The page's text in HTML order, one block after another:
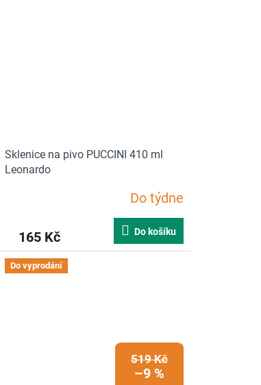
Sklenice na pivo PUCCINI 410 ml
Leonardo
Do týdne
165 Kč Do košíku
Do vyprodání
519 Kč
–9 %